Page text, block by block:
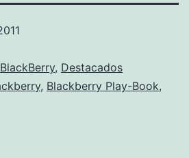
BlackBerry, Destacados
, Blackberry Play-Book,